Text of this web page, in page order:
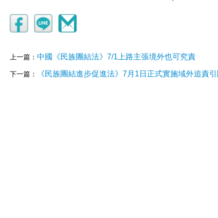
上一篇： 中國《民族團結法》7/1上路主張境外也可究責
下一篇： 《民族團結進步促進法》7月1日正式實施域外追責